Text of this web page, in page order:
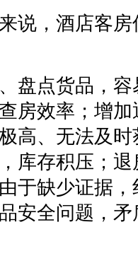
说，酒店客
盘点货品，
房效率；增
高、无法及
库存积压；
于缺少证据
安全问题，